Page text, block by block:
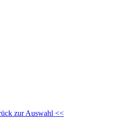
zur Auswahl <<